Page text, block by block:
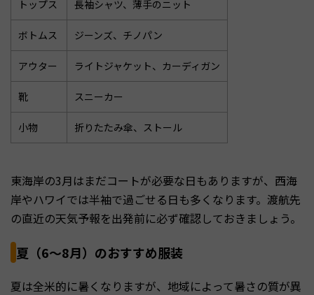
トップス 長袖シャツ、薄手のニット
ボトムス ジーンズ、チノパン
アウター ライトジャケット、カーディガン
靴 スニーカー
小物 折りたたみ傘、ストール
東海岸の3月はまだコートが必要な日もありますが、西海
岸やハワイでは半袖で過ごせる日も多くなります。渡航先
の直近の天気予報を出発前に必ず確認しておきましょう。
夏（6〜8月）のおすすめ服装
夏は全米的に暑くなりますが、地域によって暑さの質が異